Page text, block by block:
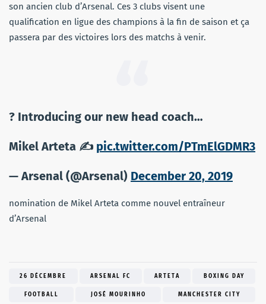
son ancien club d’Arsenal. Ces 3 clubs visent une
qualification en ligue des champions à la fin de saison et ça
passera par des victoires lors des matchs à venir.
? Introducing our new head coach…
Mikel Arteta ✍️ pic.twitter.com/PTmElGDMR3
— Arsenal (@Arsenal) December 20, 2019
nomination de Mikel Arteta comme nouvel entraîneur
d’Arsenal
26 DÉCEMBRE ARSENAL FC ARTETA BOXING DAY
FOOTBALL JOSÉ MOURINHO MANCHESTER CITY